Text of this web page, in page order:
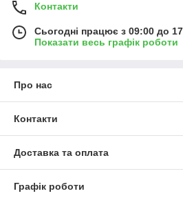
Контакти
Сьогодні працює з 09:00 до
Показати весь графік роботи
Про нас
Контакти
Доставка та оплата
Графік роботи